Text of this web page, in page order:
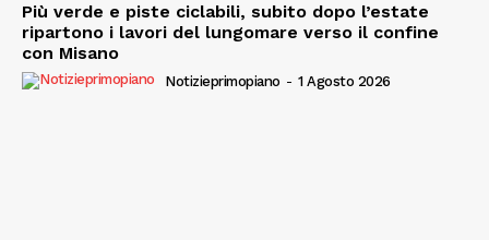
Più verde e piste ciclabili, subito dopo l’estate
ripartono i lavori del lungomare verso il confine
con Misano
Notizieprimopiano - 1 Agosto 2026